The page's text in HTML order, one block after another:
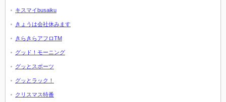
キスマイbusaiku
きょうは会社休みます
きらきらアフロTM
グッド！モーニング
グッとスポーツ
グッとラック！
クリスマス特番